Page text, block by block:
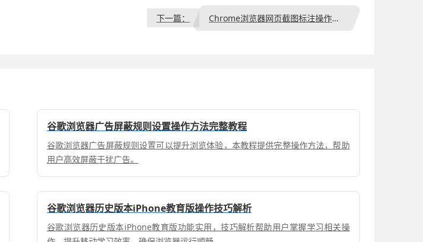
下一篇： Chrome浏览器网页截图标注操作详细流程教程
谷歌浏览器广告屏蔽规则设置操作方法完整教程
谷歌浏览器广告屏蔽规则设置可以提升浏览体验，本教程提供完整操作方法，帮助
用户高效屏蔽干扰广告。
谷歌浏览器历史版本iPhone教育版操作技巧解析
谷歌浏览器历史版本iPhone教育版功能实用，技巧解析帮助用户掌握学习相关操